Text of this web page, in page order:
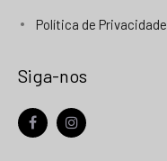
Política de Privacidade
Siga-nos